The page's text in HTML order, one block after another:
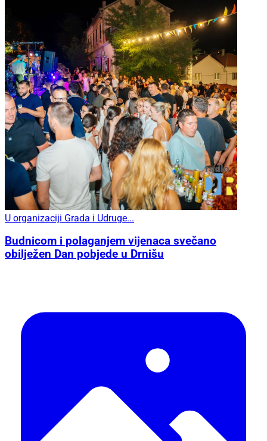
U organizaciji Grada i Udruge...
Budnicom i polaganjem vijenaca svečano
obilježen Dan pobjede u Drnišu